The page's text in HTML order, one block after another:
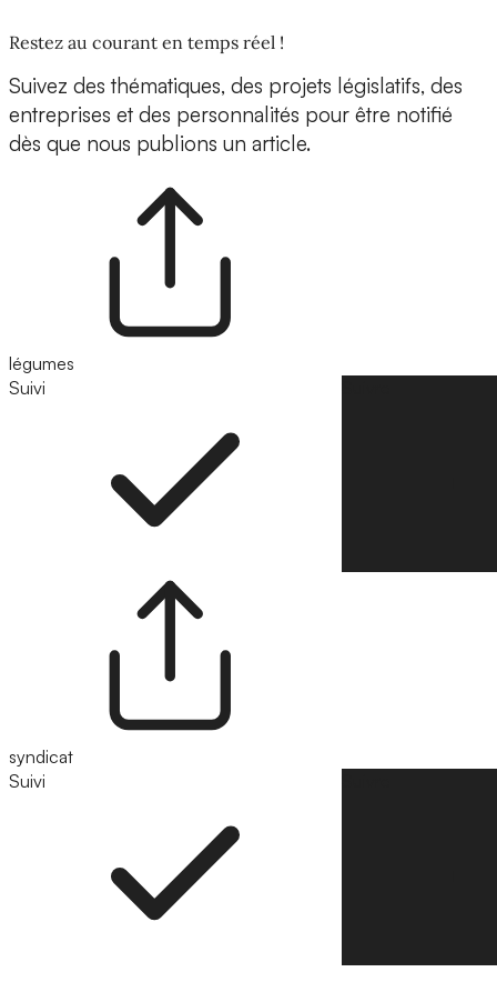
Restez au courant en temps réel !
Suivez des thématiques, des projets législatifs, des
entreprises et des personnalités pour être notifié
dès que nous publions un article.
légumes
Suivi
syndicat
Suivi